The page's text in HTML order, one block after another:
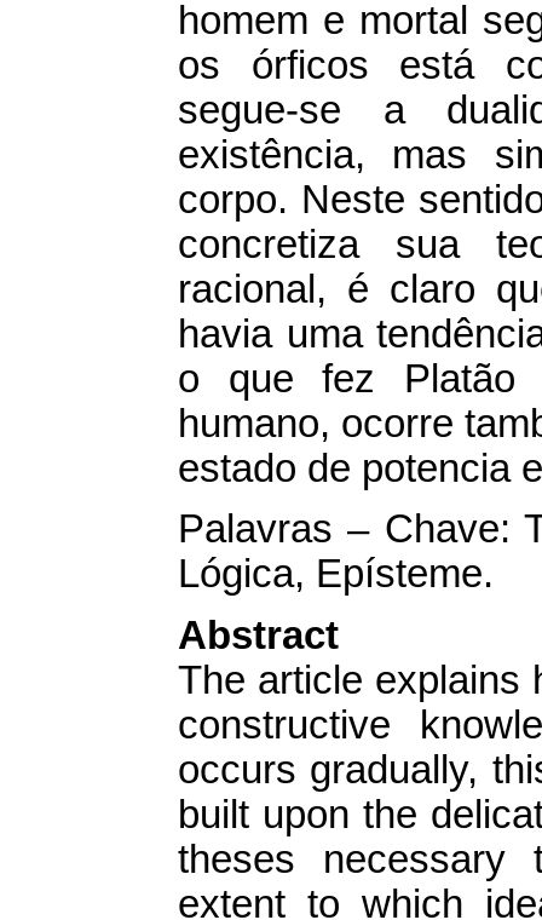
homem e mortal
os órficos está
segue-se a
existência, mas
corpo. Neste
concretiza sua
racional, é claro
havia uma
o que fez Platão
humano, ocorre
estado de potencia
Palavras – Chave:
Lógica, Epísteme.
Abstract
The article explains
constructive
occurs gradually,
built upon the
theses necessary
extent to which